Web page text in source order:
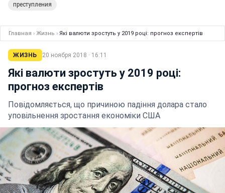
преступления
Главная › Жизнь › Які валюти зростуть у 2019 році: прогноз експертів
ЖИЗНЬ 20 ноября 2018 · 16:11
Які валюти зростуть у 2019 році:
прогноз експертів
Повідомляється, що причиною падіння долара стало
уповільнення зростання економіки США